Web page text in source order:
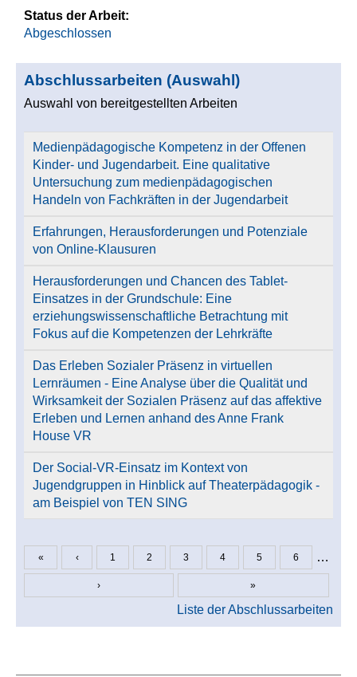
Status der Arbeit:
Abgeschlossen
Abschlussarbeiten (Auswahl)
Auswahl von bereitgestellten Arbeiten
Medienpädagogische Kompetenz in der Offenen
Kinder- und Jugendarbeit. Eine qualitative
Untersuchung zum medienpädagogischen
Handeln von Fachkräften in der Jugendarbeit
Erfahrungen, Herausforderungen und Potenziale
von Online-Klausuren
Herausforderungen und Chancen des Tablet-
Einsatzes in der Grundschule: Eine
erziehungswissenschaftliche Betrachtung mit
Fokus auf die Kompetenzen der Lehrkräfte
Das Erleben Sozialer Präsenz in virtuellen
Lernräumen - Eine Analyse über die Qualität und
Wirksamkeit der Sozialen Präsenz auf das affektive
Erleben und Lernen anhand des Anne Frank
House VR
Der Social-VR-Einsatz im Kontext von
Jugendgruppen in Hinblick auf Theaterpädagogik -
am Beispiel von TEN SING
Seiten
« ‹ 1 2 3 4 5 6 …
› »
Liste der Abschlussarbeiten